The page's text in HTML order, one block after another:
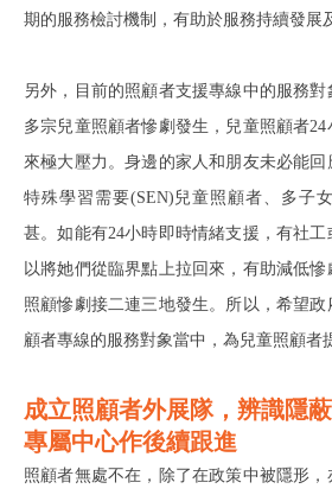
期的服務檢討機制，有助於服務持續發展
另外，目前的照顧者支援專線中的服務
多宗兒童照顧者慘劇發生，兒童照顧者
來極大壓力。身邊的家人和朋友未必能
特殊學習需要(SEN)兒童照顧者、多子
甚。如能有24小時即時情緒支援，有社
以將她們從臨界點上拉回來，有助減低
照顧慘劇接二連三地發生。所以，希望
顧者專線的服務對象當中，為兒童照顧者
成立照顧者外展隊，辨識隱
專屬中心作後續跟進
照顧者無處不在，除了在政策中被隱形